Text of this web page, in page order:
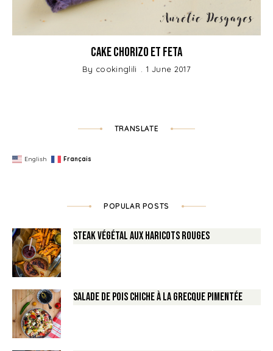
Cake Chorizo et Feta
By cookinglili 1 June 2017
TRANSLATE
English Français
POPULAR POSTS
Steak végétal aux haricots rouges
Salade de Pois chiche à la Grecque pimentée